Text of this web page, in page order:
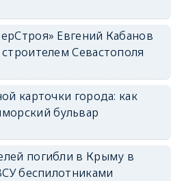
Евгений Кабанов
Севастополя
карточки города: как
бульвар
погибли в Крыму в
беспилотниками